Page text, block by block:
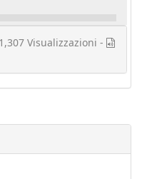
Visualizzazioni -